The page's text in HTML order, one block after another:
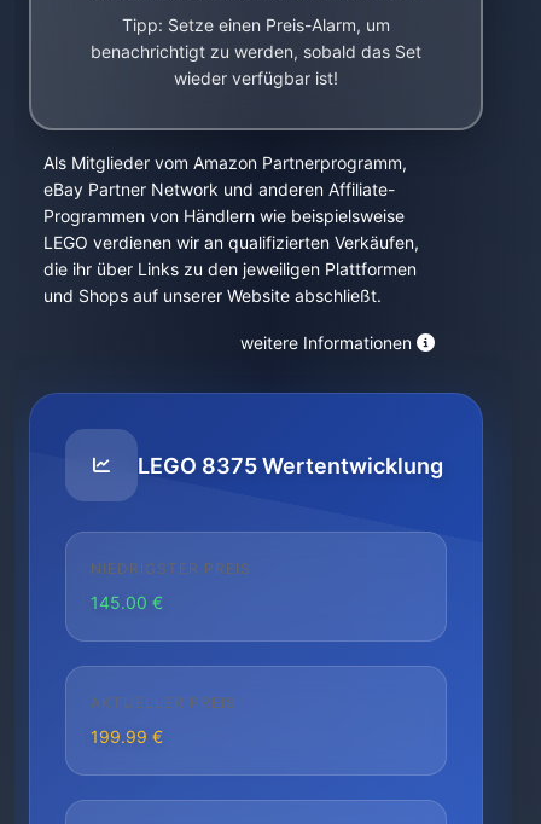
Tipp: Setze einen Preis-Alarm, um
benachrichtigt zu werden, sobald das Set
wieder verfügbar ist!
Als Mitglieder vom Amazon Partnerprogramm,
eBay Partner Network und anderen Affiliate-
Programmen von Händlern wie beispielsweise
LEGO verdienen wir an qualifizierten Verkäufen,
die ihr über Links zu den jeweiligen Plattformen
und Shops auf unserer Website abschließt.
weitere Informationen
LEGO 8375 Wertentwicklung
NIEDRIGSTER PREIS
145.00 €
AKTUELLER PREIS
199.99 €